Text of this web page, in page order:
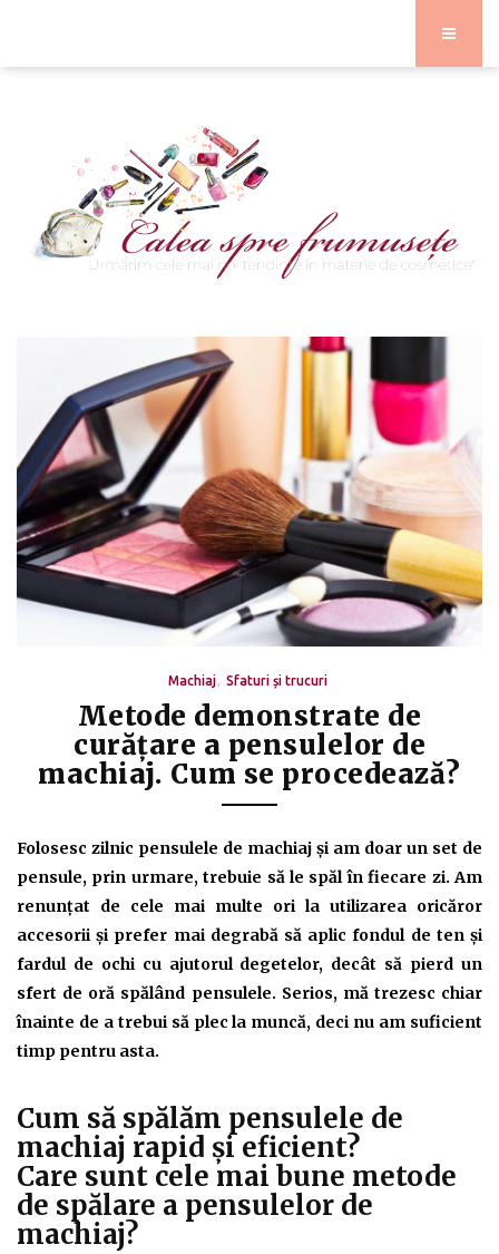
Machiaj Sfaturi și trucuri
Metode demonstrate de
curăţare a pensulelor de
machiaj. Cum se procedează?
Folosesc zilnic pensulele de machiaj şi am doar un set de
pensule, prin urmare, trebuie să le spăl în fiecare zi. Am
renunţat de cele mai multe ori la utilizarea oricăror
accesorii şi prefer mai degrabă să aplic fondul de ten şi
fardul de ochi cu ajutorul degetelor, decât să pierd un
sfert de oră spălând pensulele. Serios, mă trezesc chiar
înainte de a trebui să plec la muncă, deci nu am suficient
timp pentru asta.
Cum să spălăm pensulele de
machiaj rapid şi eficient?
Care sunt cele mai bune metode
de spălare a pensulelor de
machiaj?